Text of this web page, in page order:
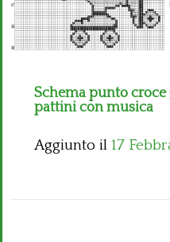
Schema punto
pattini con musica
Aggiunto il 17